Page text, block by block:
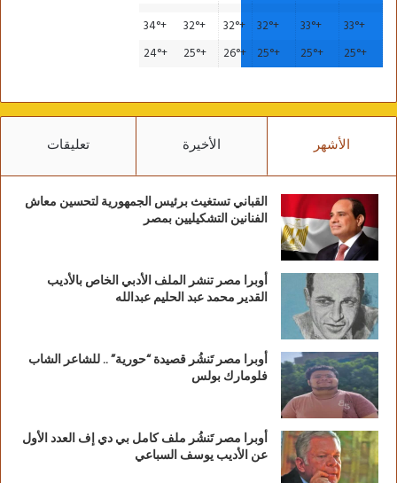
+
33°
+
33°
+
32°
+
32°
+
32°
+
34°
+
25°
+
25°
+
25°
+
26°
+
25°
+
24°
الأشهر الأخيرة تعليقات
القباني تستغيث برئيس الجمهورية لتحسين معاش
الفنانين التشكيليين بمصر
أوبرا مصر تنشر الملف الأدبي الخاص بالأديب
القدير محمد عبد الحليم عبدالله
أوبرا مصر تَنشُر قصيدة “حورية” .. للشاعر الشاب
فلومارك بولس
أوبرا مصر تَنشُر ملف كامل بي دي إف العدد الأول
عن الأديب يوسف السباعي